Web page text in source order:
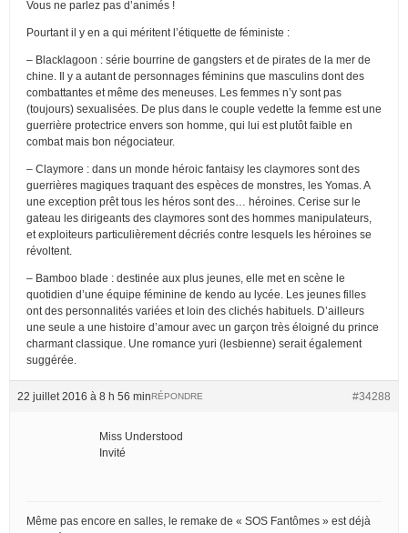
Vous ne parlez pas d’animés !
Pourtant il y en a qui méritent l’étiquette de féministe :
– Blacklagoon : série bourrine de gangsters et de pirates de la mer de
chine. Il y a autant de personnages féminins que masculins dont des
combattantes et même des meneuses. Les femmes n’y sont pas
(toujours) sexualisées. De plus dans le couple vedette la femme est une
guerrière protectrice envers son homme, qui lui est plutôt faible en
combat mais bon négociateur.
– Claymore : dans un monde héroic fantaisy les claymores sont des
guerrières magiques traquant des espèces de monstres, les Yomas. A
une exception prêt tous les héros sont des… héroines. Cerise sur le
gateau les dirigeants des claymores sont des hommes manipulateurs,
et exploiteurs particulièrement décriés contre lesquels les héroines se
révoltent.
– Bamboo blade : destinée aux plus jeunes, elle met en scène le
quotidien d’une équipe féminine de kendo au lycée. Les jeunes filles
ont des personnalités variées et loin des clichés habituels. D’ailleurs
une seule a une histoire d’amour avec un garçon très éloigné du prince
charmant classique. Une romance yuri (lesbienne) serait également
suggérée.
22 juillet 2016 à 8 h 56 min #34288
RÉPONDRE
Miss Understood
Invité
Même pas encore en salles, le remake de « SOS Fantômes » est déjà